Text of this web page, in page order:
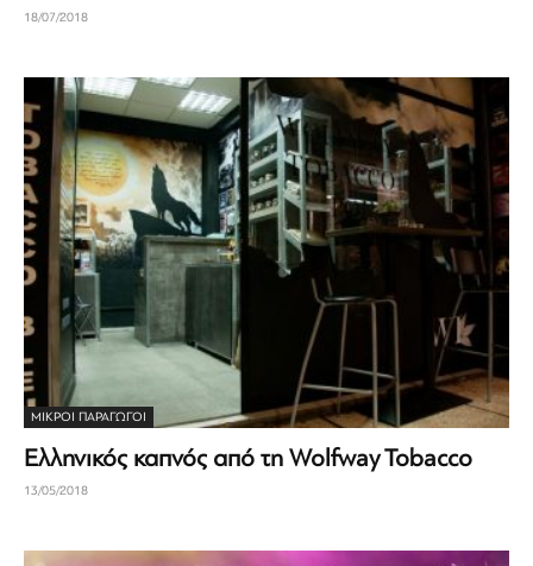
18/07/2018
ΜΙΚΡΟΊ ΠΑΡΑΓΩΓΟΊ
Ελληνικός καπνός από τη Wolfway Tobacco
13/05/2018